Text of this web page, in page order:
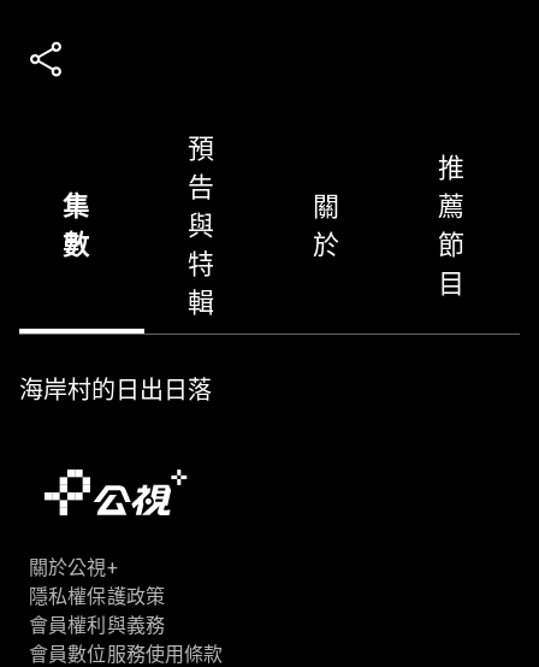
集
數
預
告
與
特
輯
關
於
推
薦
節
目
海岸村的日出日落
關於公視+
隱私權保護政策
會員權利與義務
會員數位服務使用條款